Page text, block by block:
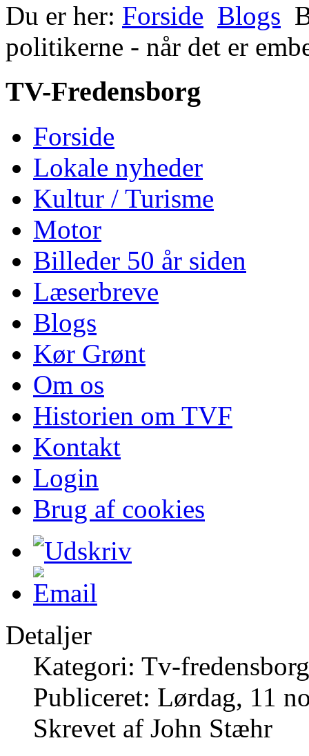
Du er her: Forside Blogs
politikerne - når det er
TV-Fredensborg
Forside
Lokale nyheder
Kultur / Turisme
Motor
Billeder 50 år siden
Læserbreve
Blogs
Kør Grønt
Om os
Historien om TVF
Kontakt
Login
Brug af cookies
Detaljer
Kategori: Tv-
Publiceret: Lørdag, 11
Skrevet af John Stæhr